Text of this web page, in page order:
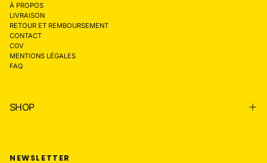
À PROPOS
LIVRAISON
RETOUR ET REMBOURSEMENT
CONTACT
CGV
MENTIONS LÉGALES
FAQ
SHOP
NEWSLETTER